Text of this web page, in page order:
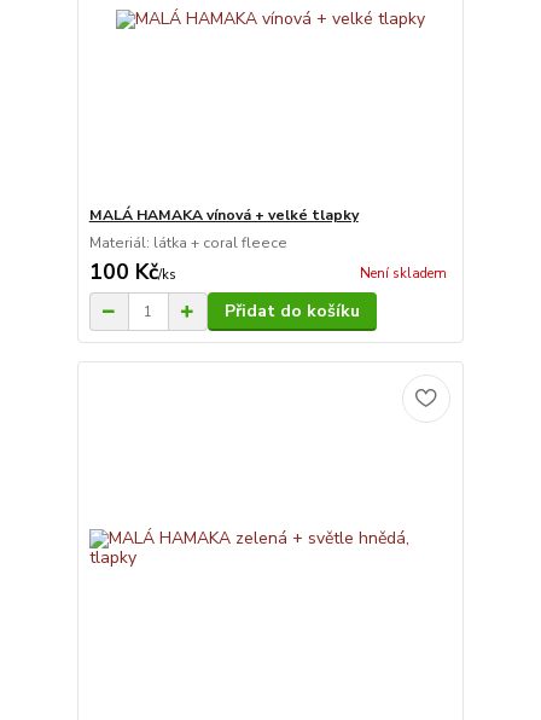
MALÁ HAMAKA vínová + velké tlapky
Materiál: látka + coral fleece
100 Kč/ks Není skladem
Přidat do košíku